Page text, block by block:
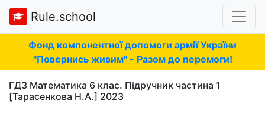
Rule.school
Фонд компонентної допомоги армії України
"Повернись живим" - Разом до перемоги!
ГДЗ Математика 6 клас. Підручник частина 1
[Тарасенкова Н.А.] 2023